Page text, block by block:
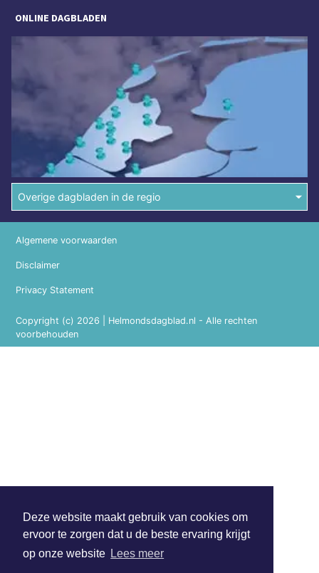
Deze website maakt gebruik van cookies om
ervoor te zorgen dat u de beste ervaring krijgt
op onze website Lees meer
ONLINE DAGBLADEN
Overige dagbladen in de regio
Copyright (c) 2026 | Helmondsdagblad.nl - Alle rechten
voorbehouden
Algemene voorwaarden
Disclaimer
Privacy Statement